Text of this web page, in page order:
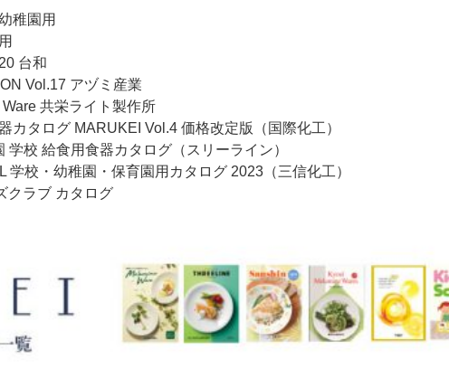
稚園用
台和
Vol.17 アヅミ産業
共栄ライト製作所
カタログ MARUKEI Vol.4 価格改定版（国際化工）
学校 給食用食器カタログ（スリーライン）
学校・幼稚園・保育園用カタログ 2023（三信化工）
クラブ カタログ